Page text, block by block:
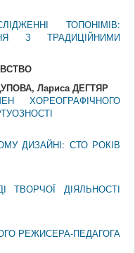
ТОПОНІМІВ:
З ТРАДИЦІЙНИМИ
Лариса ДЕГТЯР
ХОРЕОГРАФІЧНОГО
ДИЗАЙНІ: СТО РОКІВ
ТВОРЧОЇ ДІЯЛЬНОСТІ
РЕЖИСЕРА-ПЕДАГОГА